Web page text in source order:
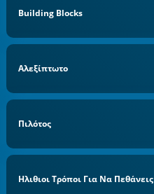
Building Blocks
Αλεξίπτωτο
Πιλότος
Ηλιθιοι Τρόποι Για Να Πεθάνεις